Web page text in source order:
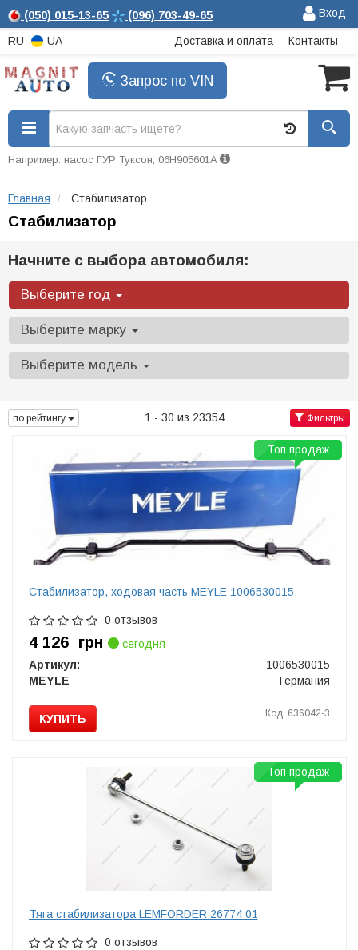
(050) 015-13-65 (096) 703-49-65 Вход
RU UA Доставка и оплата Контакты
Запрос по VIN
Например: насос ГУР Туксон, 06H905601A
Главная Стабилизатор
Стабилизатор
Начните с выбора автомобиля:
Выберите год
Выберите марку
Выберите модель
по рейтингу 1 - 30 из 23354 Фильтры
Стабилизатор, ходовая часть MEYLE 1006530015
0 отзывов
4 126 грн
сегодня
Артикул:
1006530015
MEYLE
Германия
КУПИТЬ Код: 636042-3
Топ продаж
Тяга стабилизатора LEMFORDER 26774 01
0 отзывов
Топ продаж